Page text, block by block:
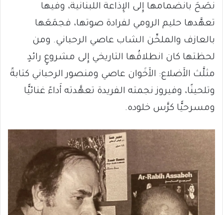
نصَحَ بانضمامها إِلى الإِذاعة اللبنانية، وفيها
تعهَّدها حليم الرومي لفرادة صوتها، فجمَعَها
بالعازف والملحِّن الشاب عاصي الرحباني. ومن
لحظتها كان انطلاقُها التاريخي إِلى مشروعٍ رائدٍ
مثلَّث الأَضلاع: الأَخَوان عاصي ومنصور الرحباني كتابةً
وتلحينًا، وفيروز نجمته الفريدة تعهَّدته أَداءً غنائيًّا
ومسرحيًّا كرَّس خلوده.